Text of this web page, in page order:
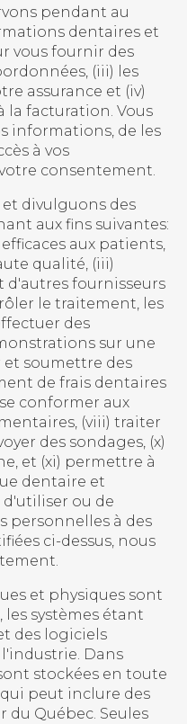
pendant au
dentaires et
vous fournir des
(iii) les
assurance et (iv)
la facturation. Vous
informations, de les
à vos
consentement.
divulguons des
aux fins suivantes:
aux patients,
qualité, (iii)
d'autres fournisseurs
le traitement, les
des
sur une
et soumettre des
de frais dentaires
conformer aux
(viii) traiter
des sondages, (x)
et (xi) permettre à
dentaire et
ou de
personnelles à des
ci-dessus, nous
et physiques sont
systèmes étant
des logiciels
Dans
stockées en toute
peut inclure des
du Québec. Seules